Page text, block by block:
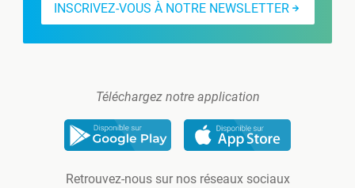
INSCRIVEZ-VOUS À NOTRE NEWSLETTER
Téléchargez notre application
Retrouvez-nous sur nos réseaux sociaux